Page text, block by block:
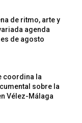
de ritmo, arte y
agenda
de agosto
coordina la
sobre la
Vélez-Málaga